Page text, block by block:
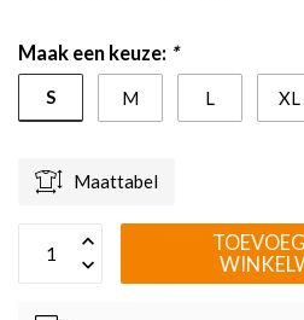
Maak een keuze: *
S M L XL
Maattabel